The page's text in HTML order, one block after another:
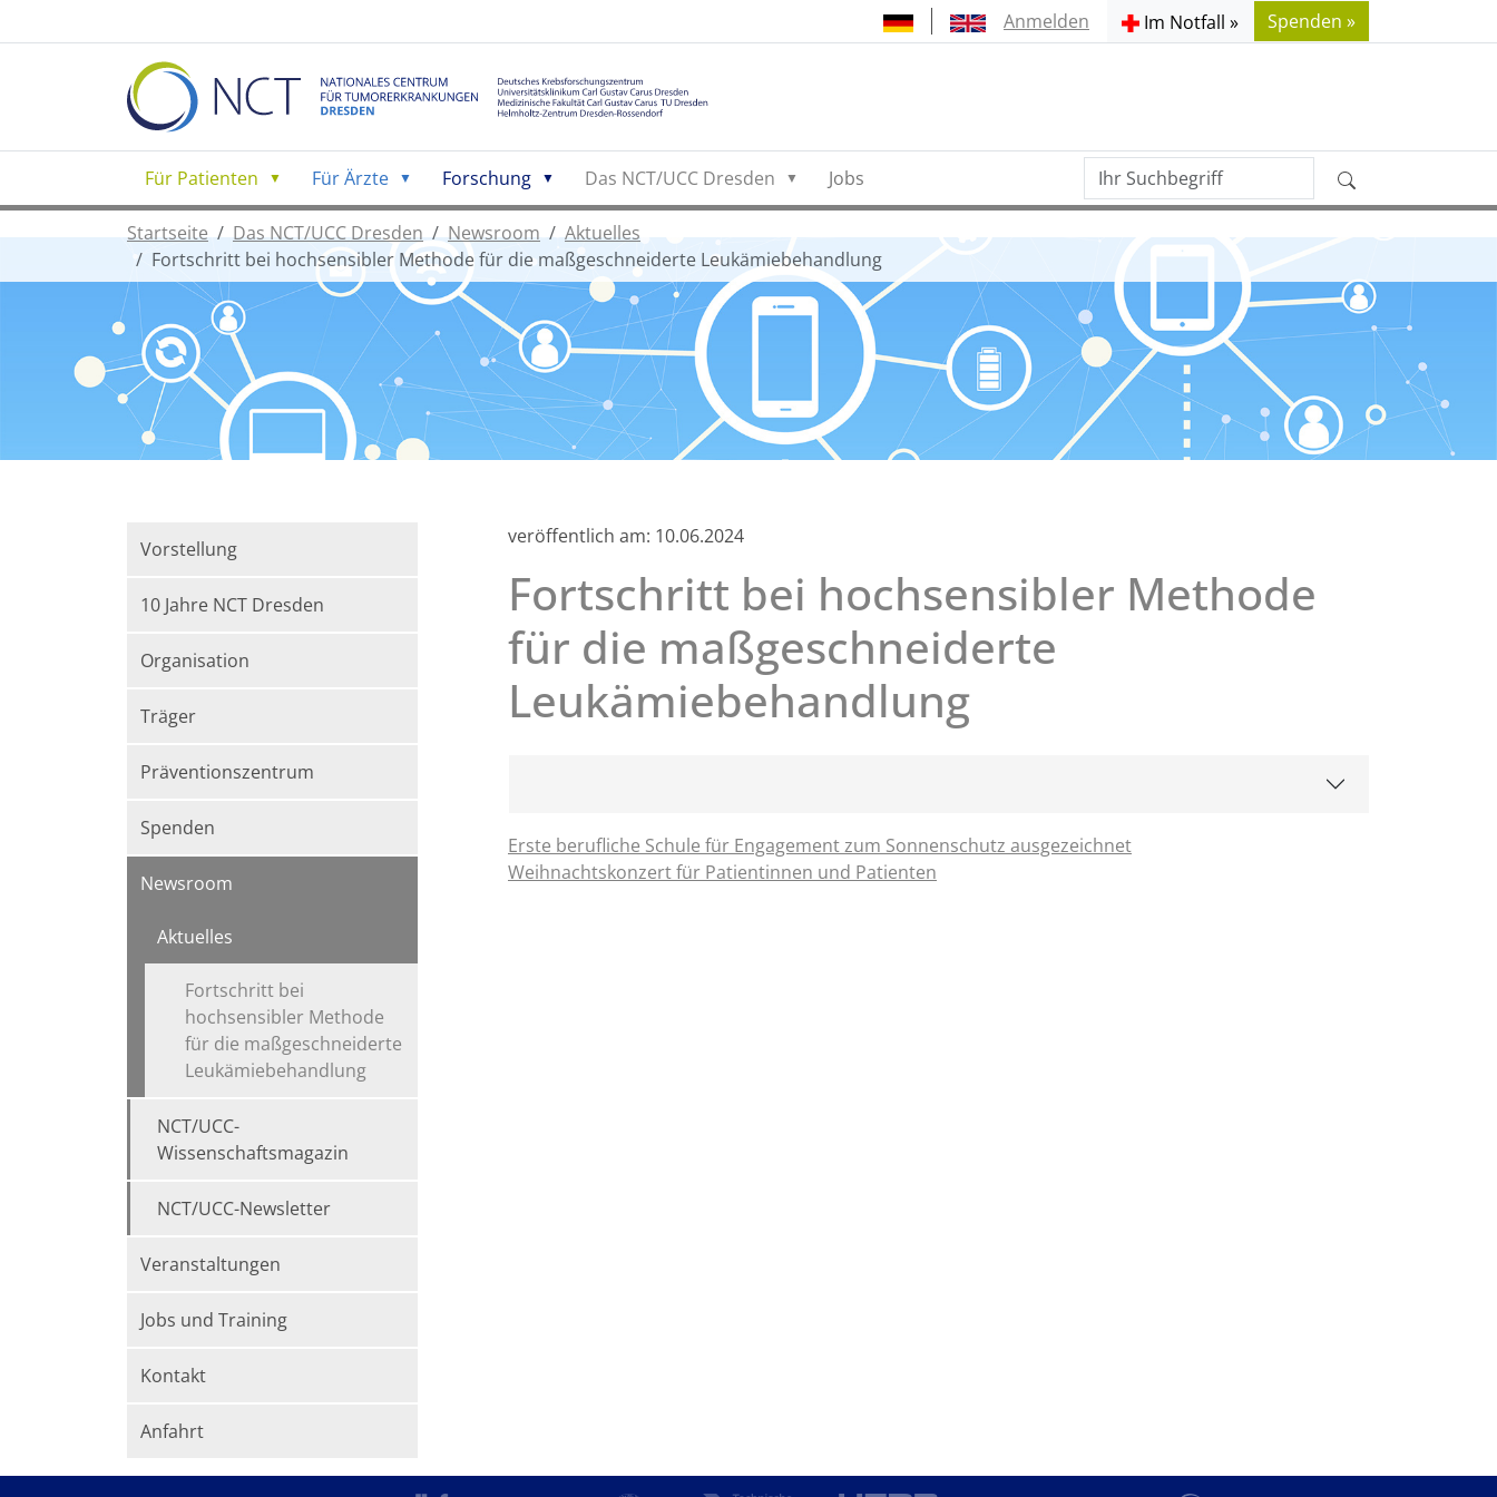
Anmelden Im Notfall » Spenden »
Für Patienten Für Ärzte Forschung Das NCT/UCC Dresden Jobs
Ihr
Suchbegriff
Erweiterte
Suche
Startseite
Das NCT/UCC Dresden Newsroom
Aktuelles
Fortschritt bei hochsensibler Methode für die maßgeschneiderte Leukämiebehandlung
veröffentlich am: 10.06.2024
Fortschritt bei hochsensibler Methode
für die maßgeschneiderte
Leukämiebehandlung
Erste berufliche Schule für Engagement zum Sonnenschutz ausgezeichnet
Weihnachtskonzert für Patientinnen und Patienten
Vorstellung
10 Jahre NCT Dresden
Organisation
Träger
Präventionszentrum
Spenden
Newsroom
Aktuelles
Fortschritt bei
hochsensibler Methode
für die maßgeschneiderte
Leukämiebehandlung
NCT/UCC-
Wissenschaftsmagazin
NCT/UCC-Newsletter
Veranstaltungen
Jobs und Training
Kontakt
Anfahrt